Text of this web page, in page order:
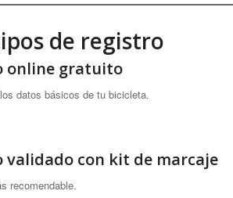
de registro
online gratuito
datos básicos de tu bicicleta.
validado con kit de marcaje
recomendable.